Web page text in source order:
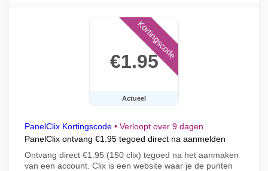
€1.95
Actueel
Kortingscode
PanelClix Kortingscode • Verloopt over 9 dagen
PanelClix ontvang €1.95 tegoed direct na aanmelden
Ontvang direct €1.95 (150 clix) tegoed na het aanmaken
van een account. Clix is een website waar je de punten